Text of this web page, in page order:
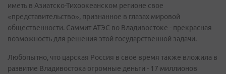
иметь в Азиатско-Тихоокеанском регионе свое
«представительство», признанное в глазах мировой
общественности. Саммит АТЭС во Владивостоке - прекрасная
возможность для решения этой государственной задачи.
Любопытно, что царская Россия в свое время также вложила в
развитие Владивостока огромные деньги - 17 миллионов